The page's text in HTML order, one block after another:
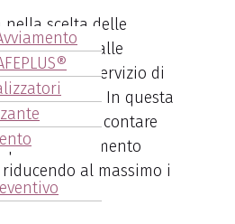
nella scelta delle
più idonee alle
sia nel servizio di
programmata. In questa
sa di poter contare
momento
al massimo i